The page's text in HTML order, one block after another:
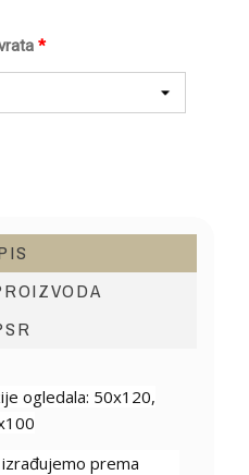
*
ogledala: 50x120,
prema